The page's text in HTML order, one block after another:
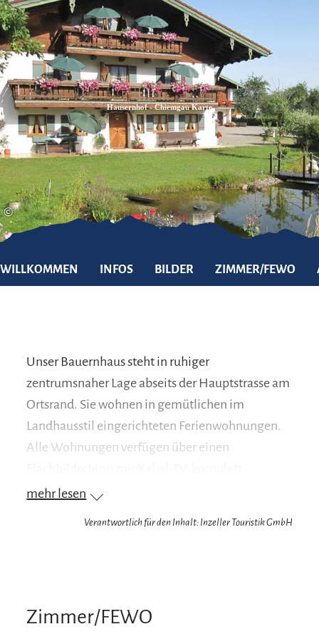
Zum
Inhalt
Zur
Suche
Zum
Footer
©
Hausernhof - Chiemgau Karte
WILLKOMMEN INFOS BILDER ZIMMER/FEWO
Unser Bauernhaus steht in ruhiger
zentrumsnaher Lage abseits der Hauptstrasse am
Ortsrand. Sie wohnen in gemütlichen im
Landhausstil eingerichteten Ferienwohnungen.
Alle Wohnungen verfügen über einen
eingerichtete Küchen und einen Balkon mit
führen direkt am Haus vorbei. Zusätzlich haben
mehr lesen
Verantwortlich für den Inhalt: Inzeller Touristik GmbH
Zimmer/FEWO